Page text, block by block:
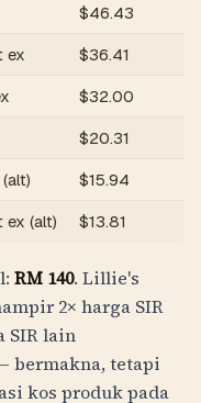
$46.43
ex $36.41
$32.00
$20.31
$15.94
ex (alt) $13.81
RM 140. Lillie's
2× harga SIR
SIR lain
bermakna, tetapi
kos produk pada